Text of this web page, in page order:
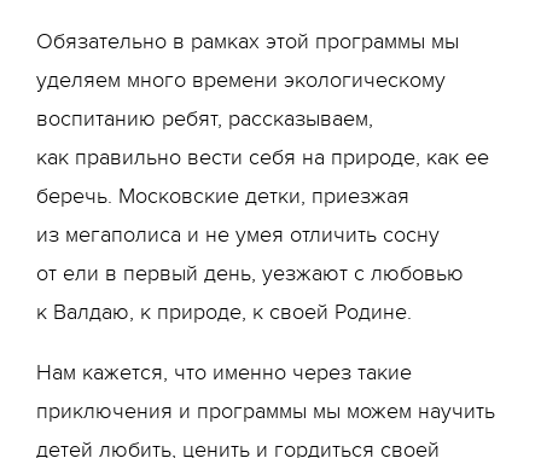
Обязательно в рамках этой программы мы
уделяем много времени экологическому
воспитанию ребят, рассказываем,
как правильно вести себя на природе, как ее
беречь. Московские детки, приезжая
из мегаполиса и не умея отличить сосну
от ели в первый день, уезжают с любовью
к Валдаю, к природе, к своей Родине.
Нам кажется, что именно через такие
приключения и программы мы можем научить
детей любить, ценить и гордиться своей